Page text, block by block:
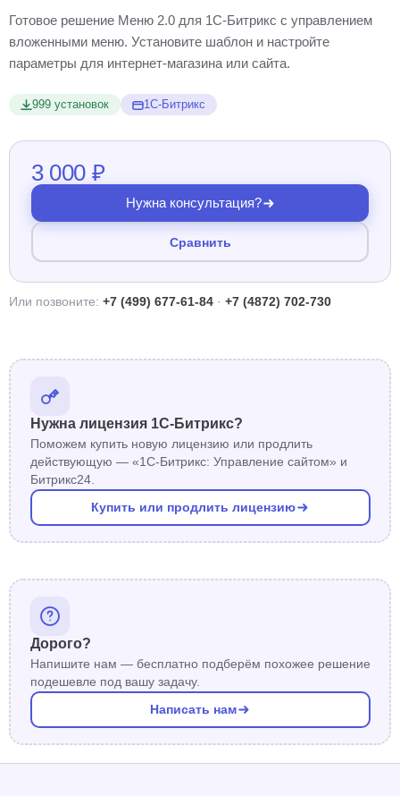
Готовое решение Меню 2.0 для 1С-Битрикс с управлением
вложенными меню. Установите шаблон и настройте
параметры для интернет-магазина или сайта.
999 установок 1С-Битрикс
3 000 ₽
Нужна консультация?
Сравнить
Или позвоните: +7 (499) 677-61-84 · +7 (4872) 702-730
Нужна лицензия 1С-Битрикс?
Поможем купить новую лицензию или продлить
действующую — «1С-Битрикс: Управление сайтом» и
Битрикс24.
Купить или продлить лицензию
Дорого?
Напишите нам — бесплатно подберём похожее решение
подешевле под вашу задачу.
Написать нам